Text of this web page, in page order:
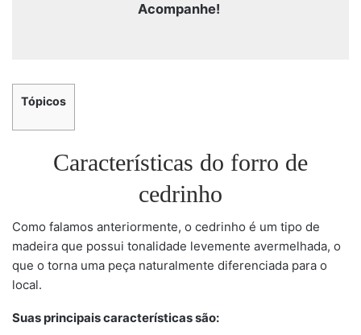
Acompanhe!
Tópicos
Características do forro de
cedrinho
Como falamos anteriormente, o cedrinho é um tipo de
madeira que possui tonalidade levemente avermelhada, o
que o torna uma peça naturalmente diferenciada para o
local.
Suas principais características são: